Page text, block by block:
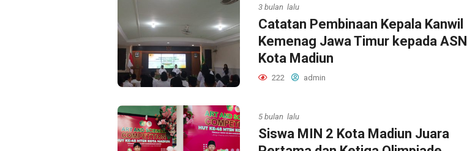
3 bulan lalu
Catatan Pembinaan Kepala Kanwil
Kemenag Jawa Timur kepada ASN
Kota Madiun
222 admin
5 bulan lalu
Siswa MIN 2 Kota Madiun Juara